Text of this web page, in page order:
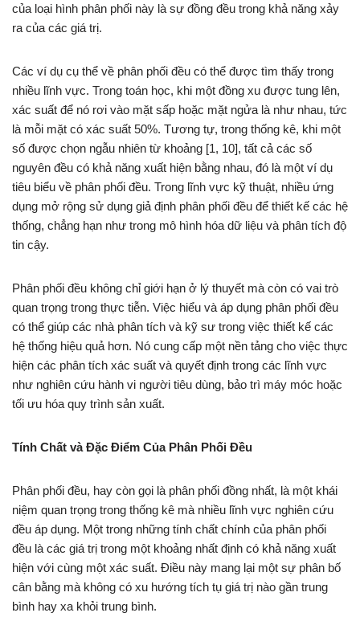
của loại hình phân phối này là sự đồng đều trong khả năng xảy
ra của các giá trị.
Các ví dụ cụ thể về phân phối đều có thể được tìm thấy trong
nhiều lĩnh vực. Trong toán học, khi một đồng xu được tung lên,
xác suất để nó rơi vào mặt sấp hoặc mặt ngửa là như nhau, tức
là mỗi mặt có xác suất 50%. Tương tự, trong thống kê, khi một
số được chọn ngẫu nhiên từ khoảng [1, 10], tất cả các số
nguyên đều có khả năng xuất hiện bằng nhau, đó là một ví dụ
tiêu biểu về phân phối đều. Trong lĩnh vực kỹ thuật, nhiều ứng
dụng mở rộng sử dụng giả định phân phối đều để thiết kế các hệ
thống, chẳng hạn như trong mô hình hóa dữ liệu và phân tích độ
tin cậy.
Phân phối đều không chỉ giới hạn ở lý thuyết mà còn có vai trò
quan trọng trong thực tiễn. Việc hiểu và áp dụng phân phối đều
có thể giúp các nhà phân tích và kỹ sư trong việc thiết kế các
hệ thống hiệu quả hơn. Nó cung cấp một nền tảng cho việc thực
hiện các phân tích xác suất và quyết định trong các lĩnh vực
như nghiên cứu hành vi người tiêu dùng, bảo trì máy móc hoặc
tối ưu hóa quy trình sản xuất.
Tính Chất và Đặc Điểm Của Phân Phối Đều
Phân phối đều, hay còn gọi là phân phối đồng nhất, là một khái
niệm quan trọng trong thống kê mà nhiều lĩnh vực nghiên cứu
đều áp dụng. Một trong những tính chất chính của phân phối
đều là các giá trị trong một khoảng nhất định có khả năng xuất
hiện với cùng một xác suất. Điều này mang lại một sự phân bố
cân bằng mà không có xu hướng tích tụ giá trị nào gần trung
bình hay xa khỏi trung bình.